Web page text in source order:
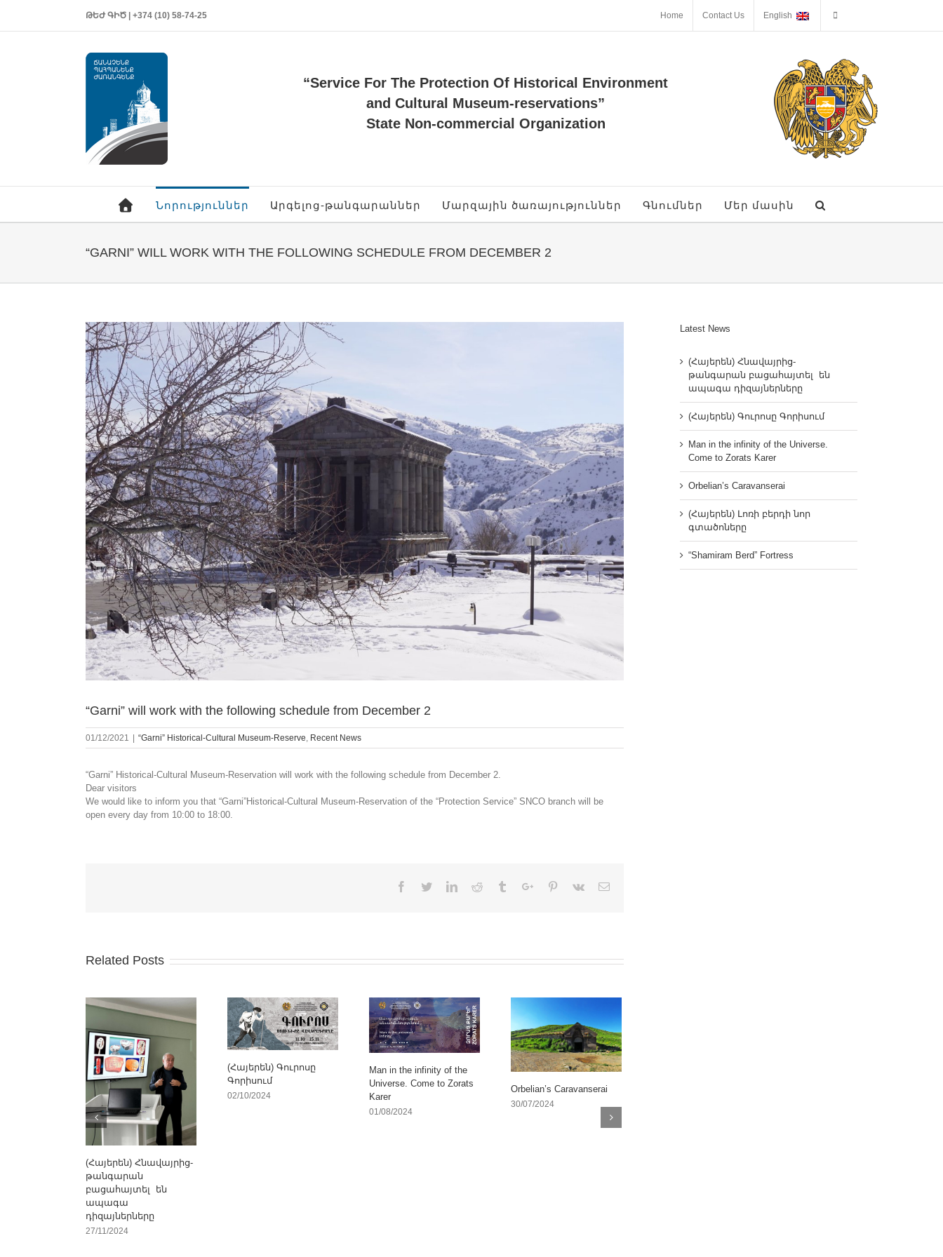
ԹԵԺ ԳԻԾ | +374 (10) 58-74-25 Home Contact Us English
“Service For The Protection Of Historical Environment
and Cultural Museum-reservations”
State Non-commercial Organization
Նորություններ Արգելոց-թանգարաններ Մարզային ծառայություններ Գնումներ Մեր մասին
“GARNI” WILL WORK WITH THE FOLLOWING SCHEDULE FROM DECEMBER 2
View
Larger
Image
“Garni” will work with the following schedule from December 2
01/12/2021 “Garni” Historical-Cultural Museum-Reserve, Recent News
“Garni” Historical-Cultural Museum-Reservation will work with the following schedule from December 2.
Dear visitors
We would like to inform you that “Garni”Historical-Cultural Museum-Reservation of the “Protection Service” SNCO branch will be
open every day from 10:00 to 18:00.
Facebook
TwitterLinkedinReddit TumblrGoogle+Pinterest
Vk Email
Related Posts
(Հայերեն) Հնավայրից-
թանգարան
բացահայտել են
ապագա
դիզայներները
27/11/2024
(Հայերեն) Գուրոսը
Գորիսում
02/10/2024
Man in the infinity of the
Universe. Come to Zorats
Karer
01/08/2024
Orbelian’s Caravanserai
30/07/2024
Latest News
(Հայերեն) Հնավայրից-
թանգարան բացահայտել են
ապագա դիզայներները
(Հայերեն) Գուրոսը Գորիսում
Man in the infinity of the Universe.
Come to Zorats Karer
Orbelian’s Caravanserai
(Հայերեն) Լոռի բերդի նոր
գտածոները
“Shamiram Berd” Fortress